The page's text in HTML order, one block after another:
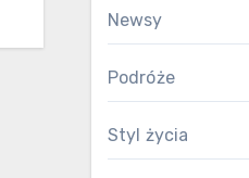
Newsy
Podróże
Styl życia